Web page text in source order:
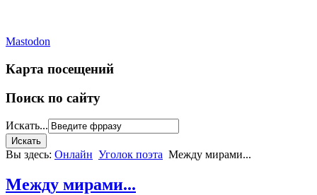
Mastodon
Карта посещений
Поиск по сайту
Искать...
Вы здесь: Онлайн Уголок поэта Между мирами...
Между мирами...